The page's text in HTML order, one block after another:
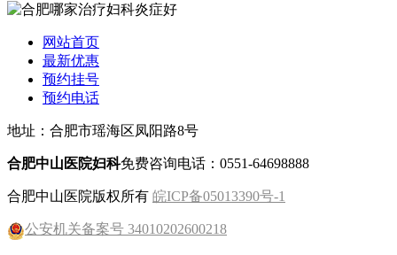
网站首页
最新优惠
预约挂号
预约电话
地址：合肥市瑶海区凤阳路8号
合肥中山医院妇科免费咨询电话：0551-64698888
合肥中山医院版权所有 皖ICP备05013390号-1
公安机关备案号 34010202600218